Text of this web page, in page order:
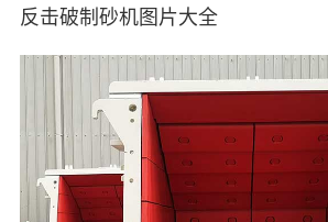
反击破制砂机图片大全